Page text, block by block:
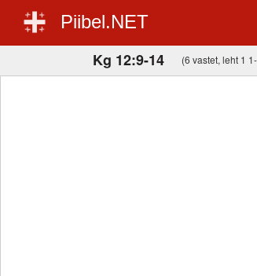
Piibel.NET
Kg 12:9-14 (6 vastet, leht 1